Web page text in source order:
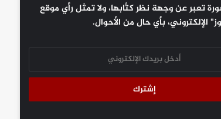
تعبر عن وجهة نظر كتَّابها، ولا تمثل رأي موقع
الإلكتروني، بأي حال من الأحوال.